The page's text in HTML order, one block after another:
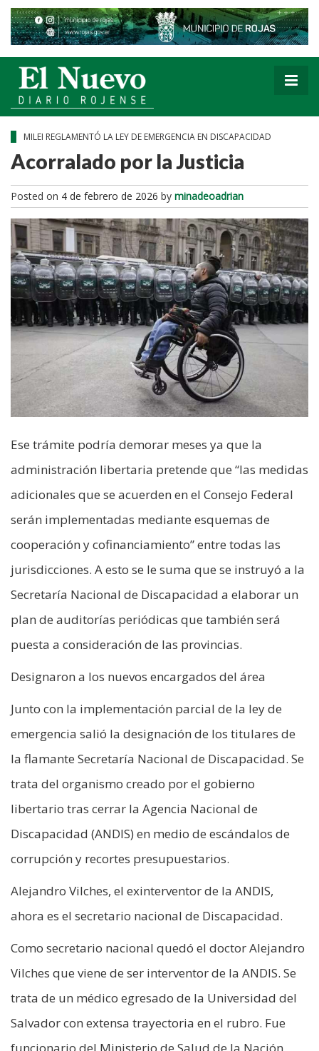
MILEI REGLAMENTÓ LA LEY DE EMERGENCIA EN DISCAPACIDAD
Acorralado por la Justicia
Posted on 4 de febrero de 2026 by minadeoadrian
Ese trámite podría demorar meses ya que la
administración libertaria pretende que “las medidas
adicionales que se acuerden en el Consejo Federal
serán implementadas mediante esquemas de
cooperación y cofinanciamiento” entre todas las
jurisdicciones. A esto se le suma que se instruyó a la
Secretaría Nacional de Discapacidad a elaborar un
plan de auditorías periódicas que también será
puesta a consideración de las provincias.
Designaron a los nuevos encargados del área
Junto con la implementación parcial de la ley de
emergencia salió la designación de los titulares de
la flamante Secretaría Nacional de Discapacidad. Se
trata del organismo creado por el gobierno
libertario tras cerrar la Agencia Nacional de
Discapacidad (ANDIS) en medio de escándalos de
corrupción y recortes presupuestarios.
Alejandro Vilches, el exinterventor de la ANDIS,
ahora es el secretario nacional de Discapacidad.
Como secretario nacional quedó el doctor Alejandro
Vilches que viene de ser interventor de la ANDIS. Se
trata de un médico egresado de la Universidad del
Salvador con extensa trayectoria en el rubro. Fue